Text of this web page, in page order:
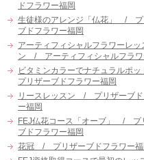
ドフラワー福岡
生徒様のアレンジ「仏花」 / プ
ブドフラワー福岡
アーティフィシャルフラワーレッ
ン / アーティフィシャルフラワ
ビタミンカラーでナチュラルポ
プリザーブドフラワー福岡
リースレッスン / プリザーブド
ー福岡
FEJ仏花コース「オーブ」 / プ
ブドフラワー福岡
花冠 / プリザーブドフラワー福